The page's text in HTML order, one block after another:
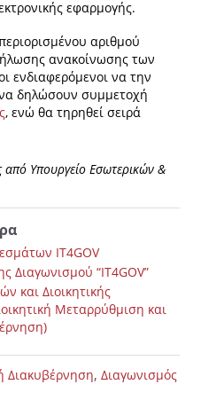
εφαρμογής.
αριθμού
ανακοίνωσης των
ενδιαφερόμενοι να την
δηλώσουν συμμετοχή
, ενώ θα τηρηθεί σειρά
από Υπουργείο Εσωτερικών &
IT4GOV
Διαγωνισμού “IT4GOV”
και Διοικητικής
Μεταρρύθμιση και
Διακυβέρνηση, Διαγωνισμός